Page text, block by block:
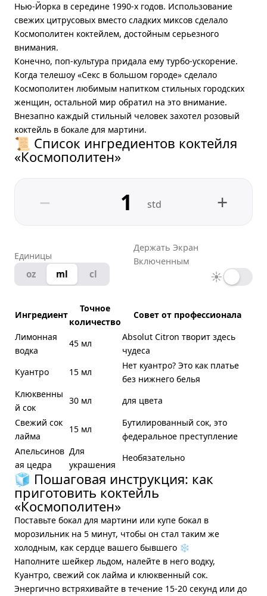
Нью-Йорка в середине 1990-х годов. Использование
свежих цитрусовых вместо сладких миксов сделало
Космополитен коктейлем, достойным серьезного
внимания.
Конечно, поп-культура придала ему турбо-ускорение.
Когда телешоу «Секс в большом городе» сделало
Космополитен любимым напитком стильных городских
женщин, остальной мир обратил на это внимание.
Внезапно каждый стильный человек захотел розовый
коктейль в бокале для мартини.
📜 Список ингредиентов коктейля
«Космополитен»
− std +
Единицы
oz ml cl
Держать Экран
Включенным
☀
Ингредиент
Точное
количество
Совет от профессионала
Лимонная
водка
45 мл
Absolut Citron творит здесь
чудеса
Куантро
15 мл
Нет куантро? Это как платье
без нижнего белья
Клюквенны
й сок
30 мл
для цвета
Свежий сок
лайма
15 мл
Бутилированный сок, это
федеральное преступление
Апельсинов
ая цедра
Для
украшения
Необязательно
🧊 Пошаговая инструкция: как
приготовить коктейль
«Космополитен»
Поставьте бокал для мартини или купе бокал в
морозильник на 5 минут, чтобы он стал таким же
холодным, как сердце вашего бывшего ❄️
Наполните шейкер льдом, налейте в него водку,
Куантро, свежий сок лайма и клюквенный сок.
Энергично встряхивайте в течение 15-20 секунд или до